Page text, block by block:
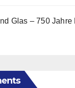
Glas – 750 Jahre